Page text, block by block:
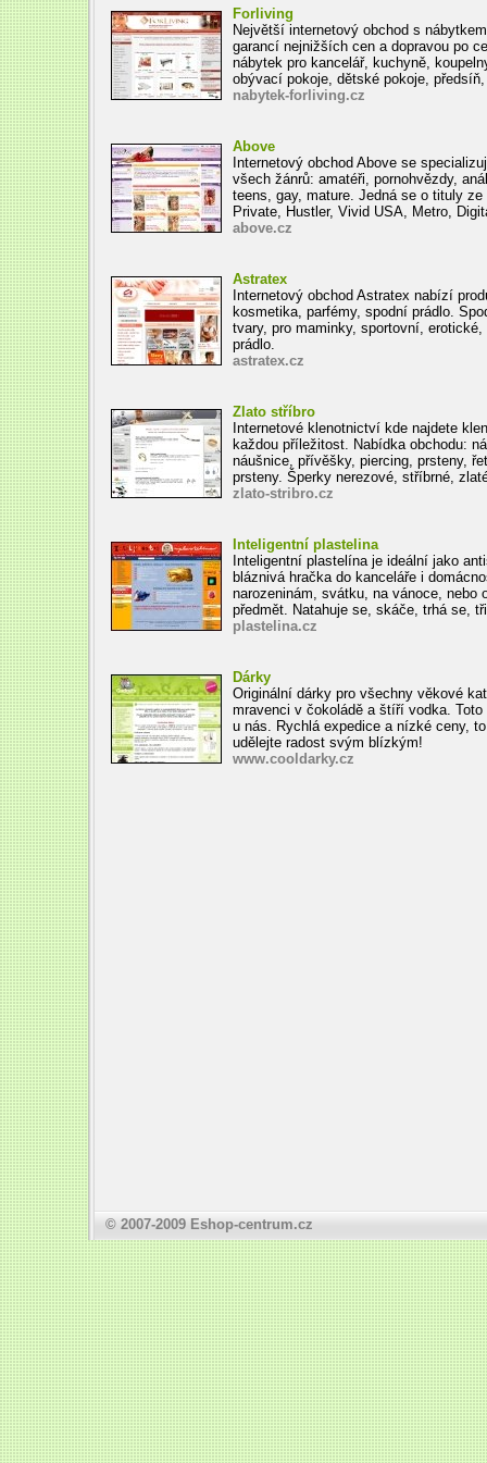
Forliving
Největší internetový obchod s
garancí nejnižších cen a dopravou po
nábytek pro kancelář, kuchyně,
obývací pokoje, dětské pokoje,
nabytek-forliving.cz
Above
Internetový obchod Above se
všech žánrů: amatéři, pornohvězdy,
teens, gay, mature. Jedná se o tituly
Private, Hustler, Vivid USA, Metro,
above.cz
Astratex
Internetový obchod Astratex nabízí
kosmetika, parfémy, spodní prádlo.
tvary, pro maminky, sportovní,
prádlo.
astratex.cz
Zlato stříbro
Internetové klenotnictví kde najdete
každou příležitost. Nabídka obchodu:
náušnice, přívěšky, piercing, prsteny,
prsteny. Šperky nerezové, stříbrné,
zlato-stribro.cz
Inteligentní plastelina
Inteligentní plastelína je ideální jako
bláznivá hračka do kanceláře i
narozeninám, svátku, na vánoce, nebo
předmět. Natahuje se, skáče, trhá se,
plastelina.cz
Dárky
Originální dárky pro všechny věkové
mravenci v čokoládě a štíří vodka.
u nás. Rychlá expedice a nízké ceny,
udělejte radost svým blízkým!
www.cooldarky.cz
© 2007-2009 Eshop-centrum.cz